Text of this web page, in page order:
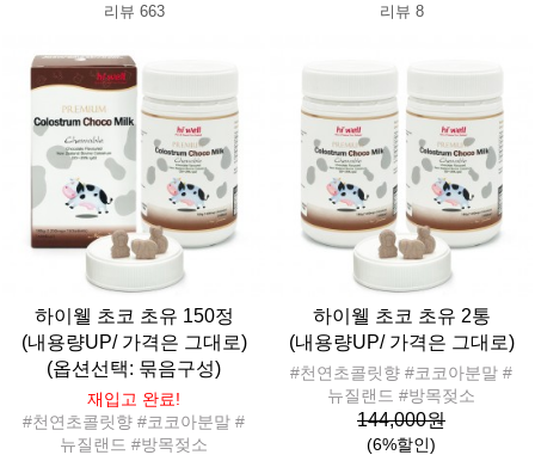
리뷰 663 리뷰 8
하이웰 초코 초유 150정
(내용량UP/ 가격은 그대로)
(옵션선택: 묶음구성)
재입고 완료!
#천연초콜릿향 #코코아분말 #
뉴질랜드 #방목젖소
하이웰 초코 초유 2통
(내용량UP/ 가격은 그대로)
#천연초콜릿향 #코코아분말 #
뉴질랜드 #방목젖소
144,000원
(6%할인)